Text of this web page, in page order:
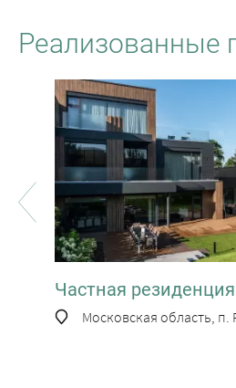
Реализованные
Частная резиденция
Московская область, п.